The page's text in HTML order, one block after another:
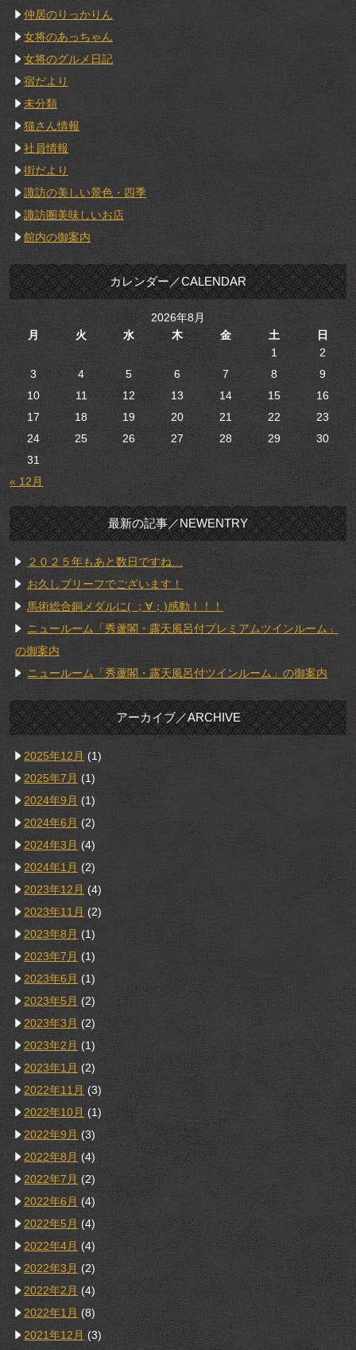
仲居のりっかりん
女将のあっちゃん
女将のグルメ日記
宿だより
未分類
猫さん情報
社員情報
街だより
諏訪の美しい景色・四季
諏訪圏美味しいお店
館内の御案内
カレンダー／CALENDAR
2026年8月
月
火 水 木 金 土
日
1
2
3
4 5 6 7 8
9
10
11 12 13 14 15
16
17
18 19 20 21 22
23
24
25 26 27 28 29
30
31
« 12月
最新の記事／NEWENTRY
２０２５年もあと数日ですね…
お久しブリーフでございます！
馬術総合銅メダルに( ；∀；)感動！！！
ニュールーム「秀蘆閣・露天風呂付プレミアムツインルーム」
の御案内
ニュールーム「秀蘆閣・露天風呂付ツインルーム」の御案内
アーカイブ／ARCHIVE
2025年12月 (1)
2025年7月 (1)
2024年9月 (1)
2024年6月 (2)
2024年3月 (4)
2024年1月 (2)
2023年12月 (4)
2023年11月 (2)
2023年8月 (1)
2023年7月 (1)
2023年6月 (1)
2023年5月 (2)
2023年3月 (2)
2023年2月 (1)
2023年1月 (2)
2022年11月 (3)
2022年10月 (1)
2022年9月 (3)
2022年8月 (4)
2022年7月 (2)
2022年6月 (4)
2022年5月 (4)
2022年4月 (4)
2022年3月 (2)
2022年2月 (4)
2022年1月 (8)
2021年12月 (3)